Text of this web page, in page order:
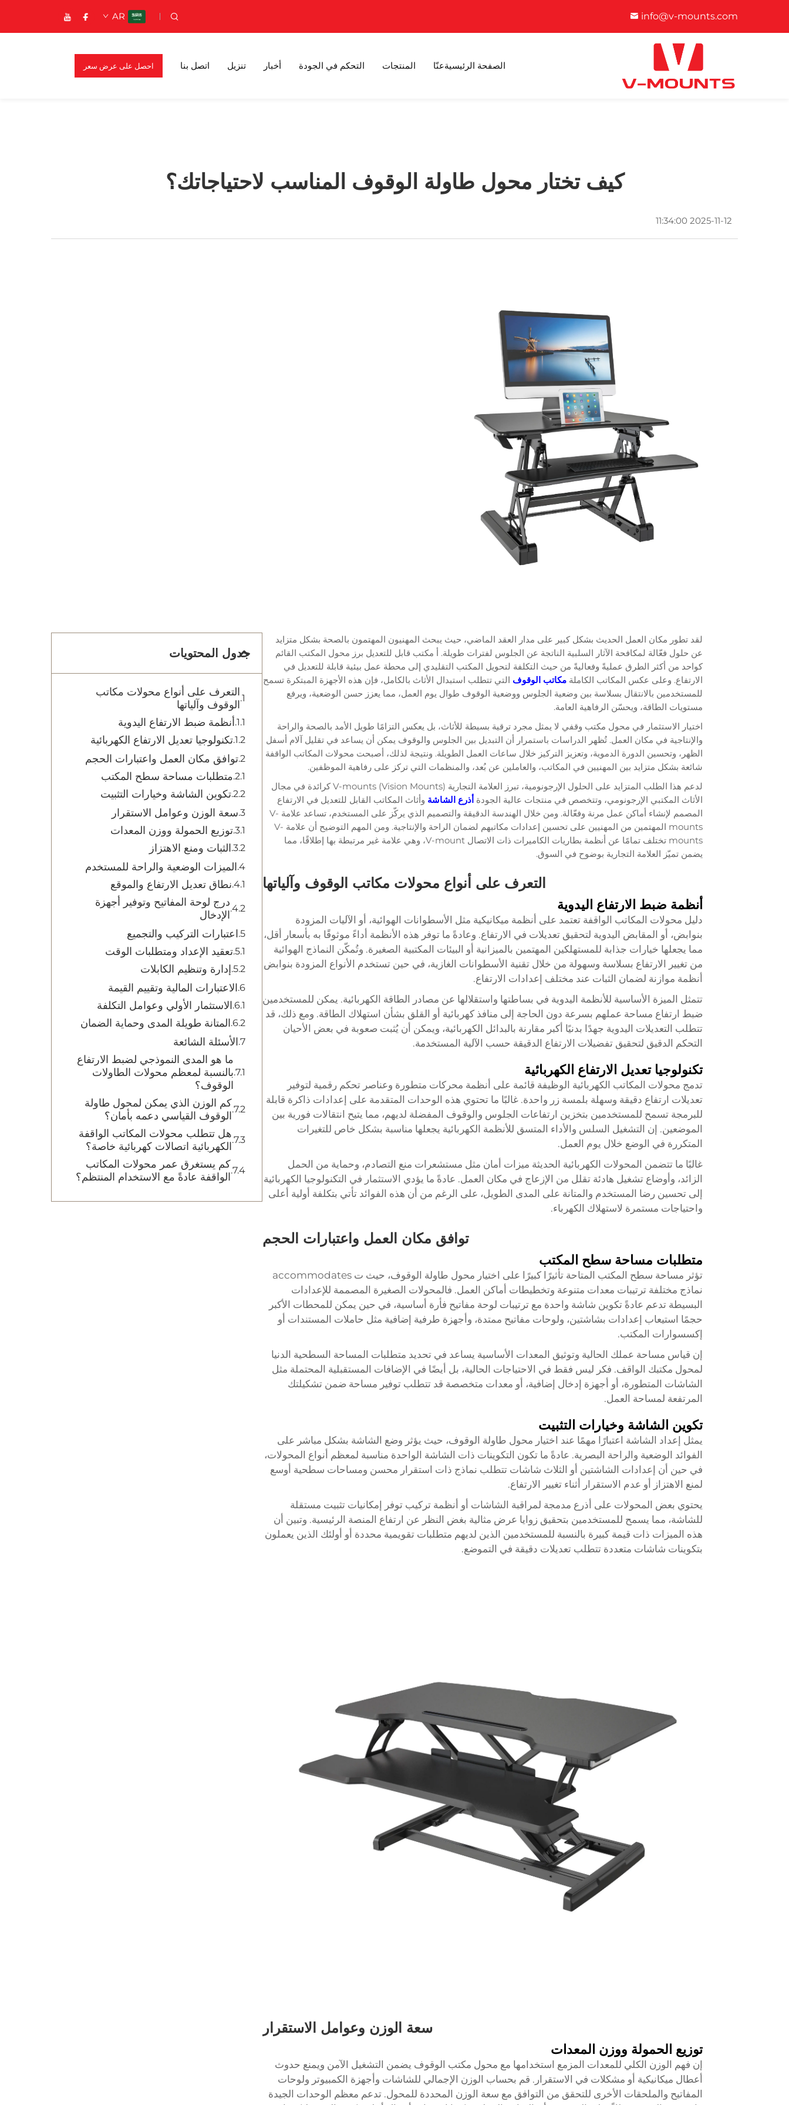
info@v-mounts.com
AR
الصفحة الرئيسيةعنّا المنتجات التحكم في الجودة أخبار تنزيل اتصل بنا احصل على عرض سعر
كيف تختار محول طاولة الوقوف المناسب لاحتياجاتك؟
2025-11-12 11:34:00
لقد تطور مكان العمل الحديث بشكل كبير على مدار العقد الماضي، حيث يبحث المهنيون المهتمون بالصحة بشكل متزايد
عن حلول فعّالة لمكافحة الآثار السلبية الناتجة عن الجلوس لفترات طويلة. أ مكتب قابل للتعديل برز محول المكتب القائم
كواحد من أكثر الطرق عمليةً وفعاليةً من حيث التكلفة لتحويل المكتب التقليدي إلى محطة عمل بيئية قابلة للتعديل في
الارتفاع. وعلى عكس المكاتب الكاملة مكاتب الوقوف التي تتطلب استبدال الأثاث بالكامل، فإن هذه الأجهزة المبتكرة تسمح
للمستخدمين بالانتقال بسلاسة بين وضعية الجلوس ووضعية الوقوف طوال يوم العمل، مما يعزز حسن الوضعية، ويرفع
مستويات الطاقة، ويحسّن الرفاهية العامة.
اختيار الاستثمار في محول مكتب وقفي لا يمثل مجرد ترقية بسيطة للأثاث، بل يعكس التزامًا طويل الأمد بالصحة والراحة
والإنتاجية في مكان العمل. تُظهر الدراسات باستمرار أن التبديل بين الجلوس والوقوف يمكن أن يساعد في تقليل آلام أسفل
الظهر، وتحسين الدورة الدموية، وتعزيز التركيز خلال ساعات العمل الطويلة. ونتيجة لذلك، أصبحت محولات المكاتب الواقفة
شائعة بشكل متزايد بين المهنيين في المكاتب، والعاملين عن بُعد، والمنظمات التي تركز على رفاهية الموظفين.
لدعم هذا الطلب المتزايد على الحلول الإرجونومية، تبرز العلامة التجارية V-mounts (Vision Mounts) كرائدة في مجال
الأثاث المكتبي الإرجونومي، وتتخصص في منتجات عالية الجودة أذرع الشاشة وأثاث المكاتب القابل للتعديل في الارتفاع
المصمم لإنشاء أماكن عمل مرنة وفعّالة. ومن خلال الهندسة الدقيقة والتصميم الذي يركّز على المستخدم، تساعد علامة V-
mounts المهتمين من المهنيين على تحسين إعدادات مكاتبهم لضمان الراحة والإنتاجية. ومن المهم التوضيح أن علامة V-
mounts تختلف تمامًا عن أنظمة بطاريات الكاميرات ذات الاتصال V-mount، وهي علامة غير مرتبطة بها إطلاقًا، مما
يضمن تميّز العلامة التجارية بوضوح في السوق.
التعرف على أنواع محولات مكاتب الوقوف وآلياتها
أنظمة ضبط الارتفاع اليدوية
دليل محولات المكاتب الواقفة تعتمد على أنظمة ميكانيكية مثل الأسطوانات الهوائية، أو الآليات المزودة
بنوابض، أو المقابض اليدوية لتحقيق تعديلات في الارتفاع. وعادةً ما توفر هذه الأنظمة أداءً موثوقًا به بأسعار أقل،
مما يجعلها خيارات جذابة للمستهلكين المهتمين بالميزانية أو البيئات المكتبية الصغيرة. وتُمكّن النماذج الهوائية
من تغيير الارتفاع بسلاسة وسهولة من خلال تقنية الأسطوانات الغازية، في حين تستخدم الأنواع المزودة بنوابض
أنظمة موازنة لضمان الثبات عند مختلف إعدادات الارتفاع.
تتمثل الميزة الأساسية للأنظمة اليدوية في بساطتها واستقلالها عن مصادر الطاقة الكهربائية. يمكن للمستخدمين
ضبط ارتفاع مساحة عملهم بسرعة دون الحاجة إلى منافذ كهربائية أو القلق بشأن استهلاك الطاقة. ومع ذلك، قد
تتطلب التعديلات اليدوية جهدًا بدنيًا أكبر مقارنة بالبدائل الكهربائية، ويمكن أن يُثبت صعوبة في بعض الأحيان
التحكم الدقيق لتحقيق تفضيلات الارتفاع الدقيقة حسب الآلية المستخدمة.
تكنولوجيا تعديل الارتفاع الكهربائية
تدمج محولات المكاتب الكهربائية الوظيفة قائمة على أنظمة محركات متطورة وعناصر تحكم رقمية لتوفير
تعديلات ارتفاع دقيقة وسهلة بلمسة زر واحدة. غالبًا ما تحتوي هذه الوحدات المتقدمة على إعدادات ذاكرة قابلة
للبرمجة تسمح للمستخدمين بتخزين ارتفاعات الجلوس والوقوف المفضلة لديهم، مما يتيح انتقالات فورية بين
الموضعين. إن التشغيل السلس والأداء المتسق للأنظمة الكهربائية يجعلها مناسبة بشكل خاص للتغيرات
المتكررة في الوضع خلال يوم العمل.
غالبًا ما تتضمن المحولات الكهربائية الحديثة ميزات أمان مثل مستشعرات منع التصادم، وحماية من الحمل
الزائد، وأوضاع تشغيل هادئة تقلل من الإزعاج في مكان العمل. عادةً ما يؤدي الاستثمار في التكنولوجيا الكهربائية
إلى تحسين رضا المستخدم والمتانة على المدى الطويل، على الرغم من أن هذه الفوائد تأتي بتكلفة أولية أعلى
واحتياجات مستمرة لاستهلاك الكهرباء.
توافق مكان العمل واعتبارات الحجم
متطلبات مساحة سطح المكتب
تؤثر مساحة سطح المكتب المتاحة تأثيرًا كبيرًا على اختيار محول طاولة الوقوف، حيث ت accommodates
نماذج مختلفة ترتيبات معدات متنوعة وتخطيطات أماكن العمل. فالمحولات الصغيرة المصممة للإعدادات
البسيطة تدعم عادةً تكوين شاشة واحدة مع ترتيبات لوحة مفاتيح فأرة أساسية، في حين يمكن للمحطات الأكبر
حجمًا استيعاب إعدادات بشاشتين، ولوحات مفاتيح ممتدة، وأجهزة طرفية إضافية مثل حاملات المستندات أو
إكسسوارات المكتب.
إن قياس مساحة عملك الحالية وتوثيق المعدات الأساسية يساعد في تحديد متطلبات المساحة السطحية الدنيا
لمحول مكتبك الواقف. فكر ليس فقط في الاحتياجات الحالية، بل أيضًا في الإضافات المستقبلية المحتملة مثل
الشاشات المتطورة، أو أجهزة إدخال إضافية، أو معدات متخصصة قد تتطلب توفير مساحة ضمن تشكيلتك
المرتفعة لمساحة العمل.
تكوين الشاشة وخيارات التثبيت
يمثل إعداد الشاشة اعتبارًا مهمًا عند اختيار محول طاولة الوقوف، حيث يؤثر وضع الشاشة بشكل مباشر على
الفوائد الوضعية والراحة البصرية. عادةً ما تكون التكوينات ذات الشاشة الواحدة مناسبة لمعظم أنواع المحولات،
في حين أن إعدادات الشاشتين أو الثلاث شاشات تتطلب نماذج ذات استقرار محسن ومساحات سطحية أوسع
لمنع الاهتزاز أو عدم الاستقرار أثناء تغيير الارتفاع.
يحتوي بعض المحولات على أذرع مدمجة لمراقبة الشاشات أو أنظمة تركيب توفر إمكانيات تثبيت مستقلة
للشاشة، مما يسمح للمستخدمين بتحقيق زوايا عرض مثالية بغض النظر عن ارتفاع المنصة الرئيسية. وتبين أن
هذه الميزات ذات قيمة كبيرة بالنسبة للمستخدمين الذين لديهم متطلبات تقويمية محددة أو أولئك الذين يعملون
بتكوينات شاشات متعددة تتطلب تعديلات دقيقة في التموضع.
سعة الوزن وعوامل الاستقرار
توزيع الحمولة ووزن المعدات
إن فهم الوزن الكلي للمعدات المزمع استخدامها مع محول مكتب الوقوف يضمن التشغيل الآمن ويمنع حدوث
أعطال ميكانيكية أو مشكلات في الاستقرار. قم بحساب الوزن الإجمالي للشاشات وأجهزة الكمبيوتر ولوحات
المفاتيح والملحقات الأخرى للتحقق من التوافق مع سعة الوزن المحددة للمحول. تدعم معظم الوحدات الجيدة
جدول المحتويات
التعرف على أنواع محولات مكاتب
الوقوف وآلياتها
أنظمة ضبط الارتفاع اليدوية
تكنولوجيا تعديل الارتفاع الكهربائية
توافق مكان العمل واعتبارات الحجم
متطلبات مساحة سطح المكتب
تكوين الشاشة وخيارات التثبيت
سعة الوزن وعوامل الاستقرار
توزيع الحمولة ووزن المعدات
الثبات ومنع الاهتزاز
الميزات الوضعية والراحة للمستخدم
نطاق تعديل الارتفاع والموقع
درج لوحة المفاتيح وتوفير أجهزة
الإدخال
اعتبارات التركيب والتجميع
تعقيد الإعداد ومتطلبات الوقت
إدارة وتنظيم الكابلات
الاعتبارات المالية وتقييم القيمة
الاستثمار الأولي وعوامل التكلفة
المتانة طويلة المدى وحماية الضمان
الأسئلة الشائعة
ما هو المدى النموذجي لضبط الارتفاع
بالنسبة لمعظم محولات الطاولات
الوقوف؟
كم الوزن الذي يمكن لمحول طاولة
الوقوف القياسي دعمه بأمان؟
هل تتطلب محولات المكاتب الواقفة
الكهربائية اتصالات كهربائية خاصة؟
كم يستغرق عمر محولات المكاتب
الواقفة عادةً مع الاستخدام المنتظم؟